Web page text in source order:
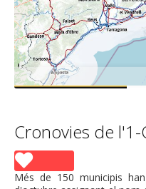
Cronovies de l'1-
Més de 150 municipis